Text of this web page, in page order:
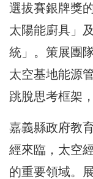
選拔賽銀牌獎
太陽能廚具」
統」。策展團
太空基地能源
跳脫思考框架
嘉義縣政府教
經來臨，太空
的重要領域。